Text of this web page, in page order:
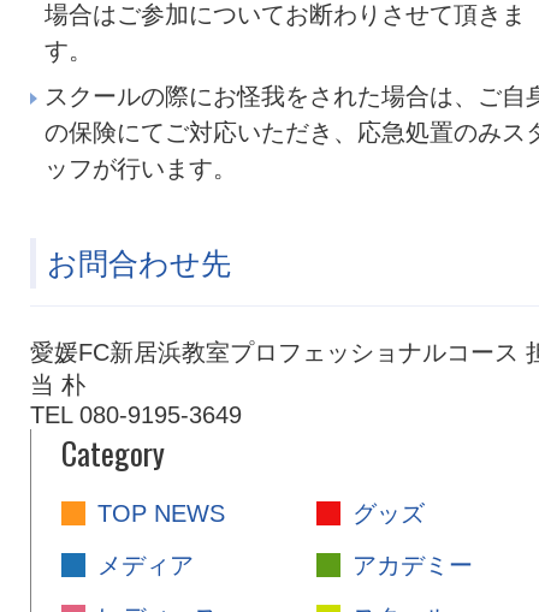
場合はご参加についてお断わりさせて頂きま
す。
スクールの際にお怪我をされた場合は、ご自
の保険にてご対応いただき、応急処置のみス
ッフが行います。
お問合わせ先
愛媛FC新居浜教室プロフェッショナルコース
当 朴
TEL 080-9195-3649
Category
TOP NEWS
グッズ
メディア
アカデミー